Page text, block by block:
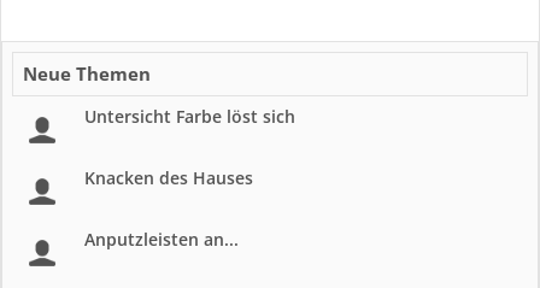
Neue Themen
Untersicht Farbe löst sich
Knacken des Hauses
Anputzleisten an...